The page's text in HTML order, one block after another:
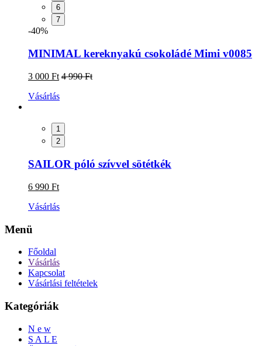
6
7
-40%
MINIMAL kereknyakú csokoládé Mimi v0085
3 000 Ft 4 990 Ft
Vásárlás
1
2
SAILOR póló szívvel sötétkék
6 990 Ft
Vásárlás
Menü
Főoldal
Vásárlás
Kapcsolat
Vásárlási feltételek
Kategóriák
N e w
S A L E